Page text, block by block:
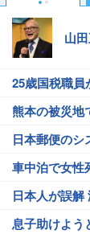
山
25歳国税職
熊本の被災地
日本郵便のシ
車中泊で女性
日本人が誤解
息子助けよう